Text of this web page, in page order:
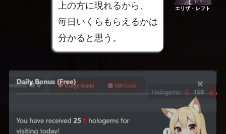
上の方に現れるから、
毎日いくらもらえるかは
分かると思う。
エリザ・レフト